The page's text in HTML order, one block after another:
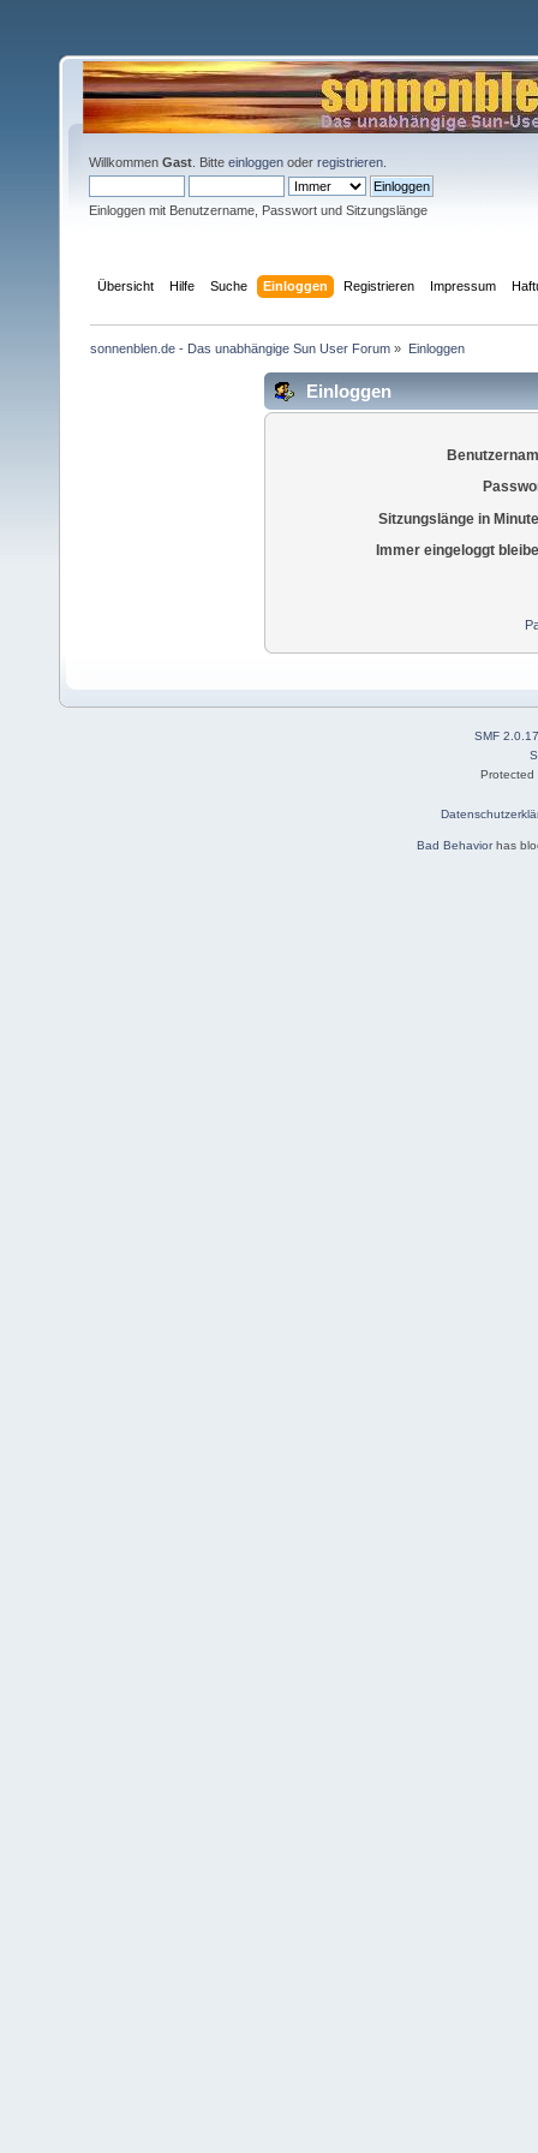
Willkommen Gast . Bitte einloggen oder registrieren
Einloggen mit Benutzername, Passwort und Sitzungslänge
Übersicht Hilfe Suche Einloggen Registrieren Impressum
sonnenblen.de - Das unabhängige Sun User Forum » Einloggen
Einloggen
Sitzungslänge in
Immer eingeloggt
SMF 2.0.17
Bad Behaviorhas